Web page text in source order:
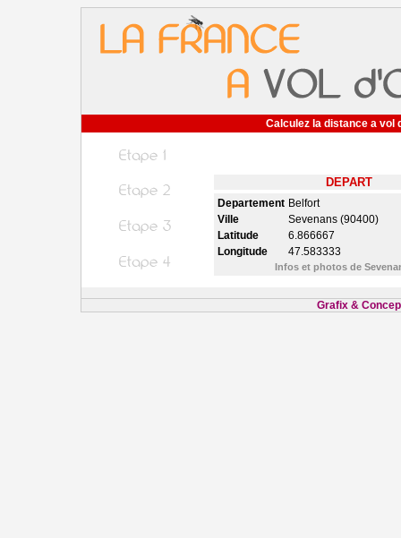
Calculez la distance a vol
DEPART
Departement Belfort
Ville
Sevenans (90400)
Latitude
6.866667
Longitude
47.583333
Infos et photos de
Grafix &